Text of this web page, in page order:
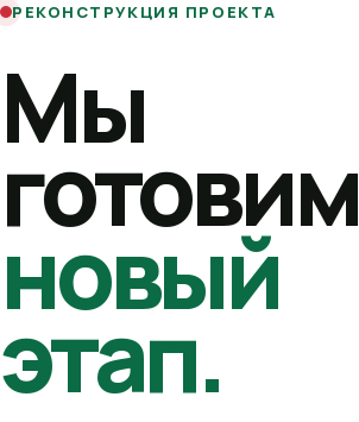
РЕКОНСТРУКЦИЯ ПРОЕКТА
Мы
готовим
новый
этап.